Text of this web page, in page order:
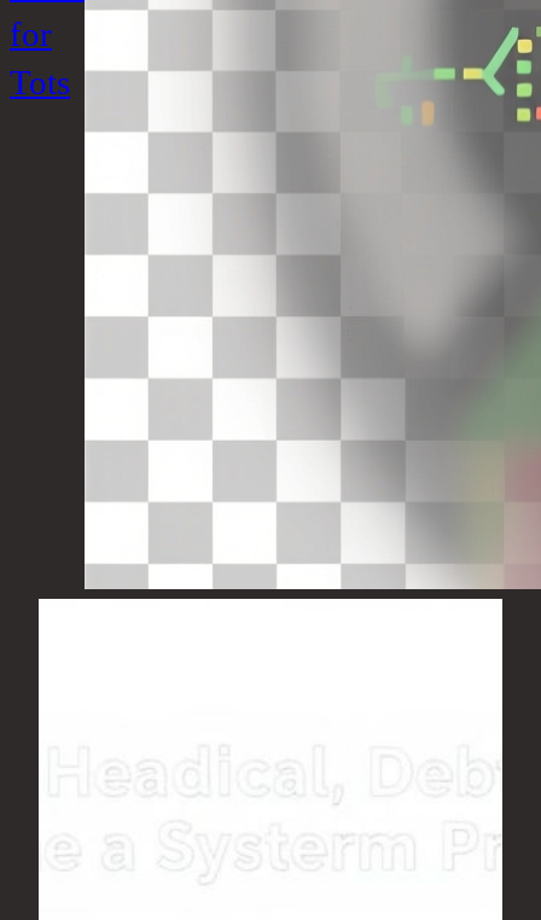
for
Tots